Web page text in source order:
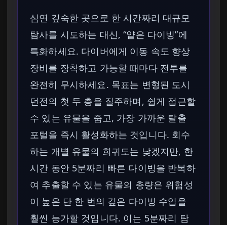
심연 깊숙한 곳으로 한 시간짜리 대규모
탐사를 시도하는 대신, “얕은 다이빙”에
특화하세요. 다이버에게 이동 속도 향상
장비를 장착하고 가능할 때마다 전투를
완전히 무시하세요. 목표는 변형된 도시
던전의 첫 두 층을 질주하며, 쉽게 접근할
수 있는 유물을 줍고, 가장 가까운 탈출
포털을 즉시 활성화하는 것입니다. 회수
하는 개별 유물의 희귀도는 낮겠지만, 한
시간 동안 5분짜리 빠른 다이빙을 반복하
여 추출할 수 있는 유물의 총량은 위험성
이 높은 단 한 번의 깊은 다이빙 수입을
훨씬 능가할 것입니다. 이는 5분짜리 탐